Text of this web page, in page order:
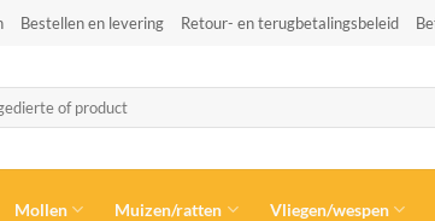
Bestellen en levering Retour- en terugbetalingsbeleid
Mollen Muizen/ratten Vliegen/wespen